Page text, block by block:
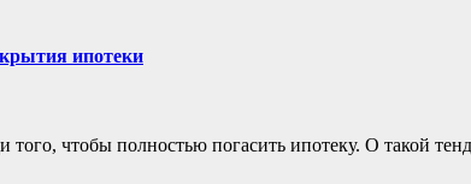
ипотеки
чтобы полностью погасить ипотеку. О такой